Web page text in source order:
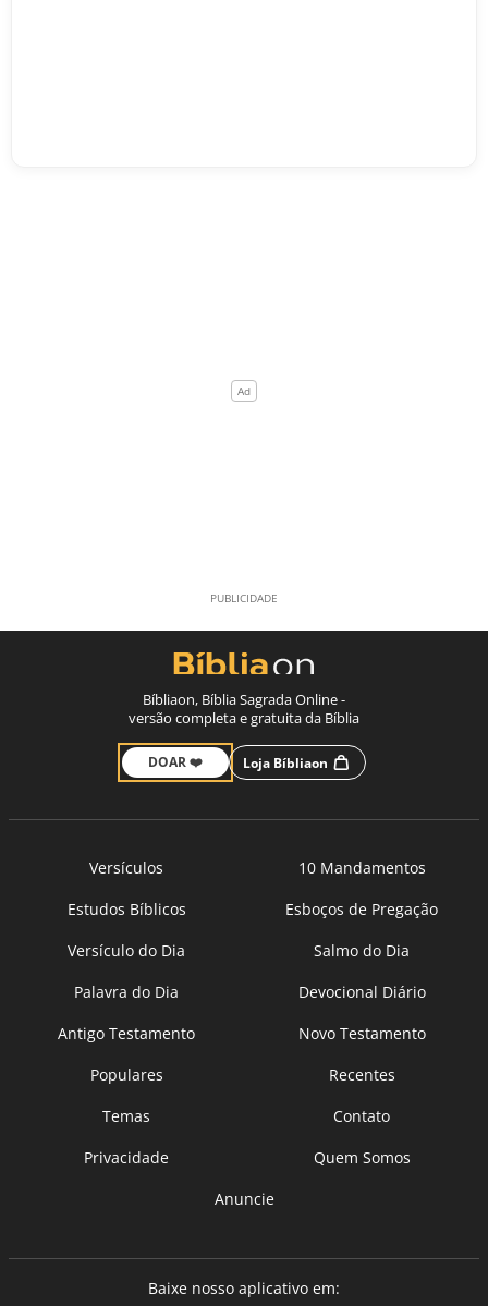
Bíbliaon, Bíblia Sagrada Online -
versão completa e gratuita da Bíblia
DOAR ❤️ Loja Bíbliaon
Versículos
10 Mandamentos
Estudos Bíblicos
Esboços de Pregação
Versículo do Dia
Salmo do Dia
Palavra do Dia
Devocional Diário
Antigo Testamento
Novo Testamento
Populares
Recentes
Temas
Contato
Privacidade
Quem Somos
Anuncie
Baixe nosso aplicativo em: